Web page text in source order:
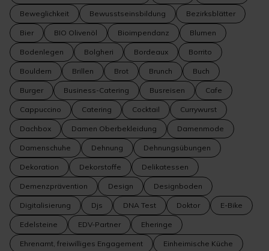
Beweglichkeit Bewusstseinsbildung Bezirksblätter
Bier BIO Olivenöl Bioimpendanz Blumen
Bodenlegen Bolgheri Bordeaux Borrito
Bouldern Brillen Brot Brunch Buch
Burger Business-Catering Busreisen Cafe
Cappuccino Catering Cocktail Currywurst
Dachbox Damen Oberbekleidung Damenmode
Damenschuhe Dehnung Dehnungsübungen
Dekoration Dekorstoffe Delikatessen
Demenzprävention Design Designboden
Digitalisierung Djs DNA Test Doktor E-Bike
Edelsteine EDV-Partner Eheringe
Ehrenamt, freiwilliges Engagement Einheimische Küche